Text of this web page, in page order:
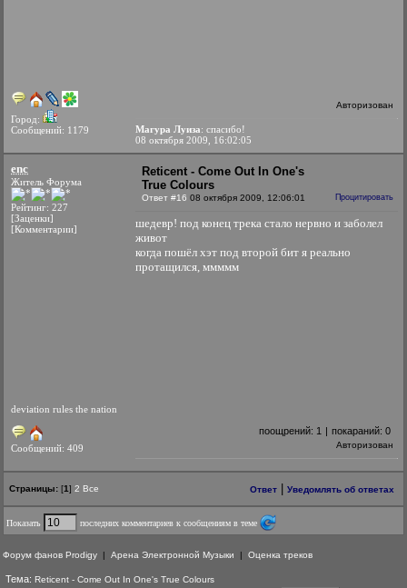
Город:
Сообщений: 1179
Авторизован
Магура Луиза: спасибо!
08 октября 2009, 16:02:05
enc
Житель Форума
Рейтинг: 227
[Заценки]
[Комментарии]
deviation rules the nation
Сообщений: 409
Reticent - Come Out In One's
True Colours
Ответ #16 08 октября 2009, 12:06:01 Процитировать
шедевр! под конец трека стало нервно и заболел
живот
когда пошёл хэт под второй бит я реально
протащился, ммммм
поощрений: 1 | покараний: 0
Авторизован
Страницы: [1] 2 Все Ответ Уведомлять об ответах
Показать последних комментариев к сообщениям в теме
Форум фанов Prodigy | Арена Электронной Музыки | Оценка треков
Тема: Reticent - Come Out In One's True Colours